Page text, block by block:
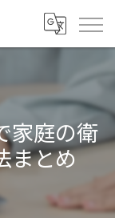
家庭の衛
まとめ